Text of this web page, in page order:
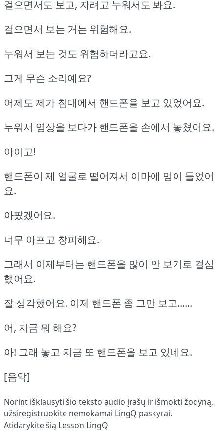
걸으면서도 보고, 자려고 누워서도 봐요.
걸으면서 보는 거는 위험해요.
누워서 보는 것도 위험하더라고요.
그게 무슨 소리예요?
어제도 제가 침대에서 핸드폰을 보고 있었어요.
누워서 영상을 보다가 핸드폰을 손에서 놓쳤어요.
아이고!
핸드폰이 제 얼굴로 떨어져서 이마에 멍이 들었어
요.
아팠겠어요.
너무 아프고 창피해요.
그래서 이제부터는 핸드폰을 많이 안 보기로 결심
했어요.
잘 생각했어요. 이제 핸드폰 좀 그만 보고......
어, 지금 뭐 해요?
아! 그래 놓고 지금 또 핸드폰을 보고 있네요.
[음악]
Norint išklausyti šio teksto audio įrašų ir išmokti žodyną,
užsiregistruokite nemokamai LingQ paskyrai.
Atidarykite šią Lesson LingQ